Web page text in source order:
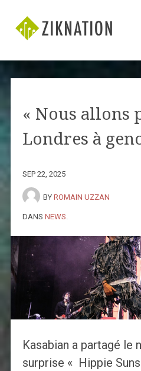
« Nous allons
Londres à
SEP 22, 2025
BY ROMAIN UZZAN
DANS NEWS
Kasabian a partagé le
surprise « Hippie